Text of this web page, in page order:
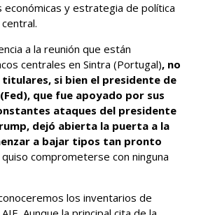
y estrategia de política
a la reunión que están
centrales en Sintra (Portugal), no
si bien el presidente de
que fue apoyado por sus
ataques del presidente
dejó abierta la puerta a la
a bajar tipos tan pronto
comprometerse con ninguna
los inventarios de